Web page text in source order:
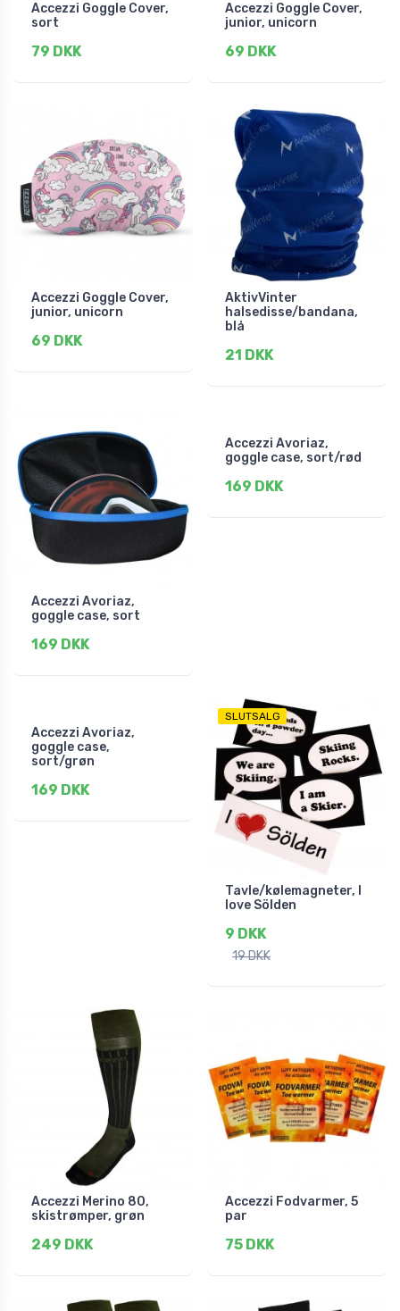
Accezzi Goggle Cover,
sort
79 DKK
Accezzi Goggle Cover,
junior, unicorn
69 DKK
Accezzi Goggle Cover,
junior, unicorn
69 DKK
AktivVinter
halsedisse/bandana,
blå
21 DKK
Accezzi Avoriaz,
goggle case, sort
169 DKK
Accezzi Avoriaz,
goggle case, sort/rød
169 DKK
Accezzi Avoriaz,
goggle case,
sort/grøn
169 DKK
SLUTSALG
Tavle/kølemagneter, I
love Sölden
9 DKK
19 DKK
Accezzi Merino 80,
skistrømper, grøn
249 DKK
Accezzi Fodvarmer, 5
par
75 DKK